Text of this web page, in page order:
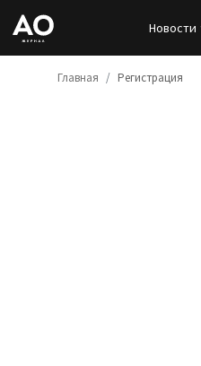
Новости
Главная Регистрация